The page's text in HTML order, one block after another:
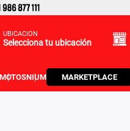
UBICACIÓN
Selecciona tu ubicación
MOTOSNIUM MARKETPLACE